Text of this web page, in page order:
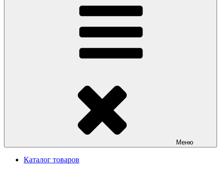
Меню
Каталог товаров